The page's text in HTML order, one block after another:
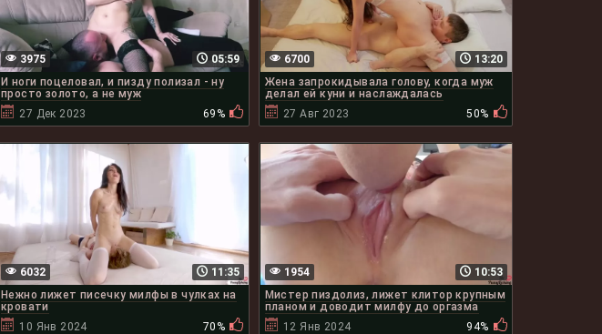
05:59
3975
И ноги поцеловал, и пизду полизал - ну
просто золото, а не муж
27 Дек 2023
69%
13:20
6700
Жена запрокидывала голову, когда муж
делал ей куни и наслаждалась
27 Авг 2023
50%
11:35
6032
Нежно лижет писечку милфы в чулках на
кровати
10 Янв 2024
70%
10:53
1954
Мистер пиздолиз, лижет клитор крупным
планом и доводит милфу до оргазма
12 Янв 2024
94%